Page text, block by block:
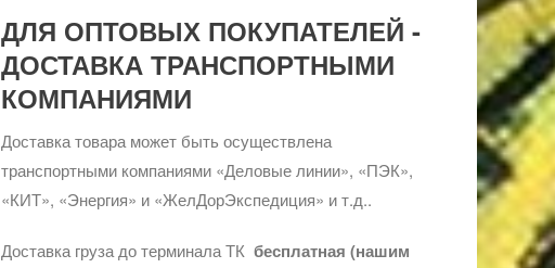
ДЛЯ ОПТОВЫХ ПОКУПАТЕЛЕЙ -
ДОСТАВКА ТРАНСПОРТНЫМИ
КОМПАНИЯМИ
Доставка товара может быть осуществлена
транспортными компаниями «Деловые линии», «ПЭК»,
«КИТ», «Энергия» и «ЖелДорЭкспедиция» и т.д..
Доставка груза до терминала ТКбесплатная (нашим